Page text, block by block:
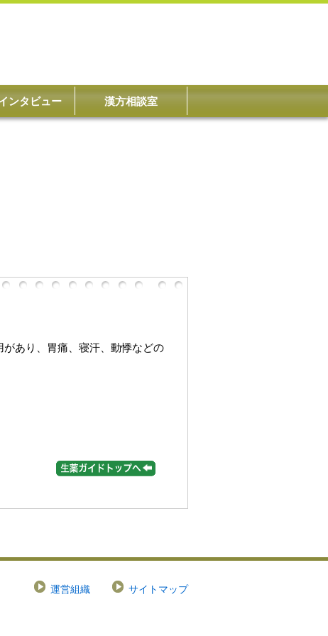
ンタビュー 漢方相談室
あり、胃痛、寝汗、動悸などの
運営組織 サイトマップ